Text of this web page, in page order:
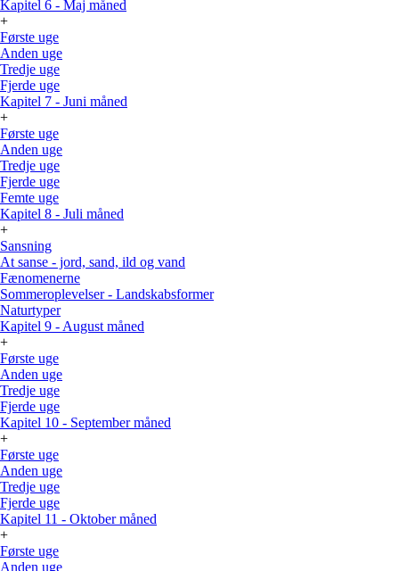
Kapitel 6 - Maj måned
+
Første uge
Anden uge
Tredje uge
Fjerde uge
Kapitel 7 - Juni måned
+
Første uge
Anden uge
Tredje uge
Fjerde uge
Femte uge
Kapitel 8 - Juli måned
+
Sansning
At sanse - jord, sand, ild og vand
Fænomenerne
Sommeroplevelser - Landskabsformer
Naturtyper
Kapitel 9 - August måned
+
Første uge
Anden uge
Tredje uge
Fjerde uge
Kapitel 10 - September måned
+
Første uge
Anden uge
Tredje uge
Fjerde uge
Kapitel 11 - Oktober måned
+
Første uge
Anden uge